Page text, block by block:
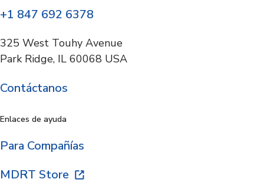
+1 847 692 6378
325 West Touhy Avenue
Park Ridge, IL 60068 USA
Contáctanos
Enlaces de ayuda
Para Compañías
MDRT Store